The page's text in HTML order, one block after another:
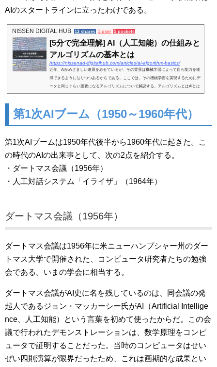
AIのスタートラインに立ったわけである。
NISSEN DIGITAL HUB 13 shares 1 user 5 pockets
[5分で完全理解] AI（人工知能）の仕組みと
アルゴリズムの基本とは
https://nissenad-digitalhub.com/articles/ai-algorithm-basics/
近年、AIがめざましい進展をみせているが、その背景は機械学習によって自ら能力を獲
得できるようになりつつあるからである。ここでは、その機械学習を実現するためにデ
ータと同じぐらい重要になるアルゴリズムについて解説する。アルゴリズムとはAIとは
何であるかと...
第1次AIブーム（1950～1960年代）
第1次AIブームは1950年代後半から1960年代に起きた。こ
の時代のAIの出来事として、次の2点を紹介する。
・ダートマス会議（1956年）
・人工対話システム「イライザ」（1964年）
ダートマス会議（1956年）
ダートマス会議は1956年に米ニューハンプシャー州のダー
トマス大学で開催された、コンピュータ研究者たちの勉強
会である。いまの学会に相当する。
ダートマス会議がAI史に名を残しているのは、同会議の発
起人であるジョン・マッカーシー氏がAI（Artificial Intellige
nce、人工知能）という言葉を初めて使ったからだ。この会
議で行われたデモンストレーションは、数学原理をコンピ
ュータで証明することだった。当時のコンピュータはせい
ぜい四則演算が限界だったため、これは画期的な成果とい